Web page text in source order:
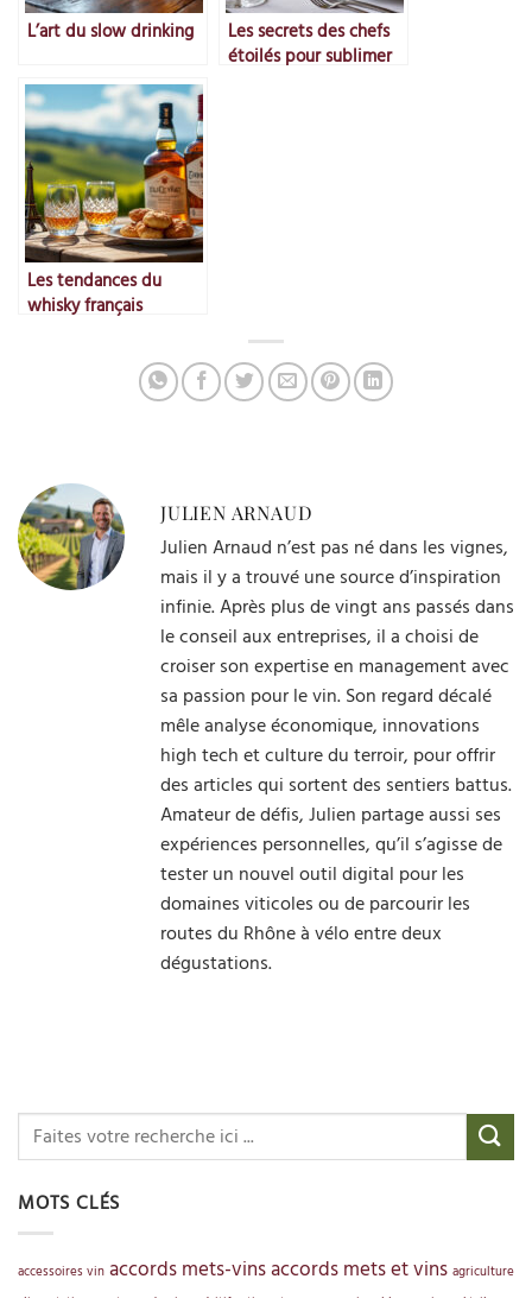
L’art du slow drinking
Les secrets des chefs
étoilés pour sublimer
Les tendances du
whisky français
JULIEN ARNAUD
Julien Arnaud n’est pas né dans les vignes,
mais il y a trouvé une source d’inspiration
infinie. Après plus de vingt ans passés dans
le conseil aux entreprises, il a choisi de
croiser son expertise en management avec
sa passion pour le vin. Son regard décalé
mêle analyse économique, innovations
high tech et culture du terroir, pour offrir
des articles qui sortent des sentiers battus.
Amateur de défis, Julien partage aussi ses
expériences personnelles, qu’il s’agisse de
tester un nouvel outil digital pour les
domaines viticoles ou de parcourir les
routes du Rhône à vélo entre deux
dégustations.
MOTS CLÉS
accessoires vin accords mets-vinsaccords mets et vins agriculture